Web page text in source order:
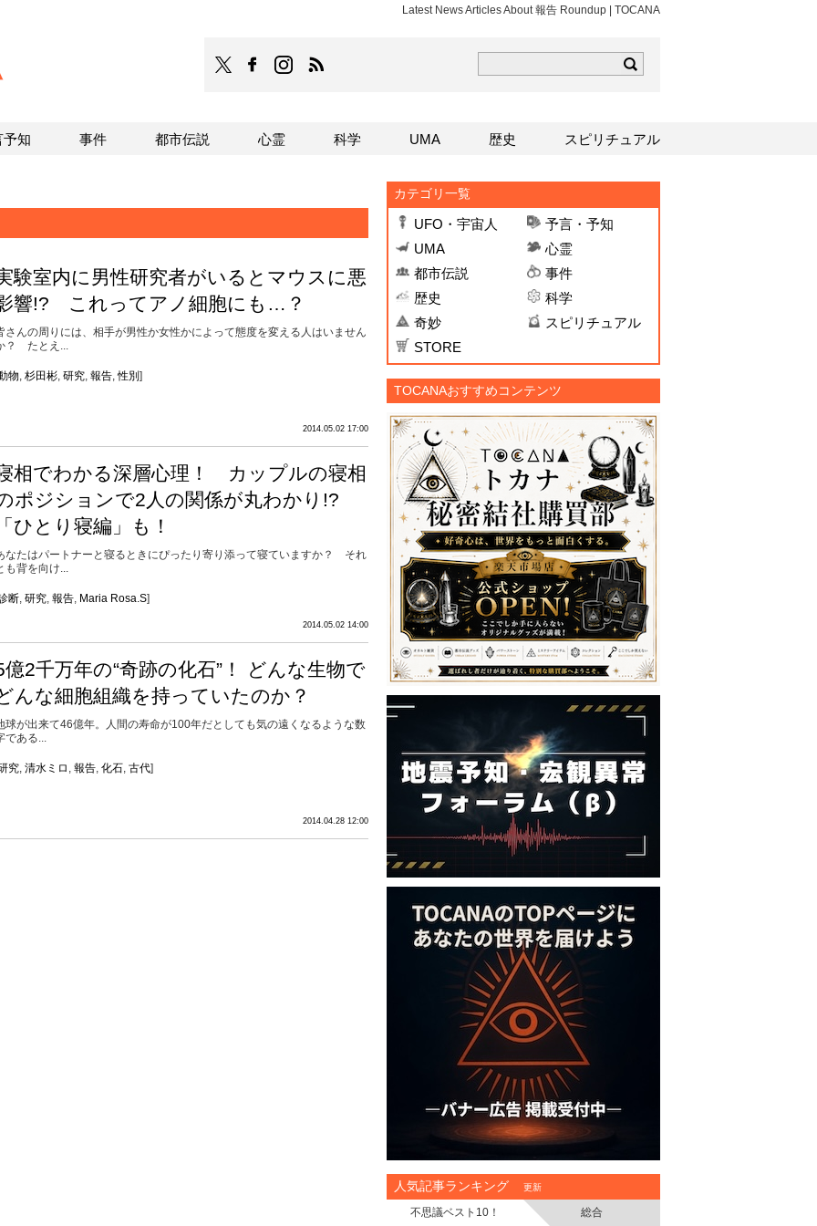
Latest News Articles About 報告 Roundup | TOCANA
TOCANAのFacebookはこちら
TOCANAのinstagramはこちら
験室内に男性研究者がいるとマウスに悪
響!? これってアノ細胞にも…？
さんの周りには、相手が男性か女性かによって態度を変える人はいません
？ たとえ...
物, 杉田彬, 研究, 報告,性別 ]
2014.05.02 17:00
相でわかる深層心理！ カップルの寝相
ポジションで2人の関係が丸わかり!?
ひとり寝編」も！
なたはパートナーと寝るときにぴったり寄り添って寝ていますか？ それ
も背を向け...
断, 研究, 報告, Maria Rosa.S]
2014.05.02 14:00
億2千万年の“奇跡の化石”！ どんな生物で
んな細胞組織を持っていたのか？
球が出来て46億年。人間の寿命が100年だとしても気の遠くなるような数
である...
究, 清水ミロ , 報告, 化石, 古代]
2014.04.28 12:00
カテゴリ一覧
UFO・宇宙人
予言・予知
UMA
心霊
都市伝説
事件
歴史
科学
奇妙
スピリチュアル
STORE
TOCANAおすすめコンテンツ
人気記事ランキング 更新
不思議ベスト10！ 総合
予知 事件 都市伝説 心霊 科学 UMA 歴史 スピリチュアル